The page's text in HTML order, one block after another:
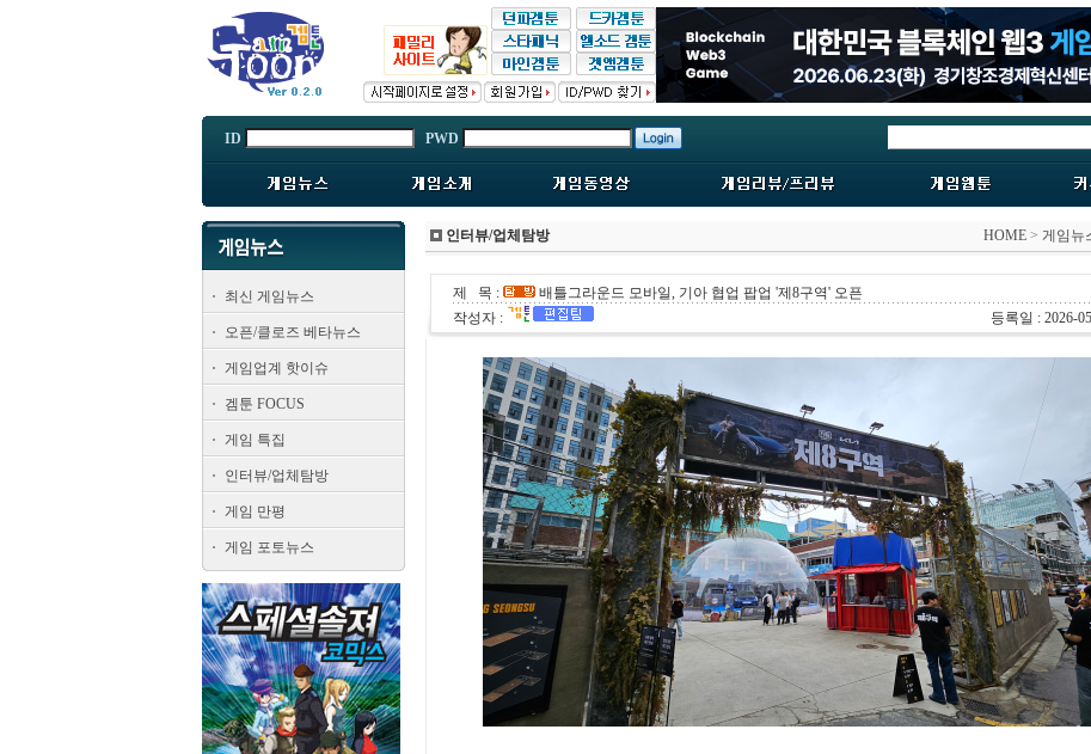
ID PWD
최신 게임뉴스
오픈/클로즈 베타뉴스
게임업계 핫이슈
겜툰 FOCUS
게임 특집
인터뷰/업체탐방
게임 만평
게임 포토뉴스
인터뷰/업체탐방 HOME > 게임뉴
제 목 :
배틀그라운드 모바일, 기아 협업 팝업 '제8구역' 오픈
작성자 :
등록일 : 2026-